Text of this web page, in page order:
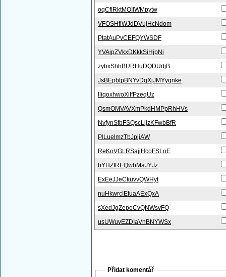
oqCfIRktMOIlWMpytw
VFOSHflWJdDVujHcNdom
PtatAuPvCEFQYWSDF
YVAjpZVkxDKkkSiHjpNi
zybxShhBURHuDQDUdjB
JsBEpbtpBNYvDqXjJMYyqnke
lliqoxhwoXiIfPzeqUz
QsmOMVAVXmPkdHMPpRhHVs
NvfynSfbFSQscLjjzKFwbBfR
PILuelmzTbJpjiAW
ReKoVGLRSajiHcoFSLoE
bYHZIREQwbMaJYJz
ExEeJJeCkuvvQWHyt
nuHkwrcIEfuaAExQxA
sXedJgZepoCvQNWsvFQ
usUWuvEZDIaVnBNYWSx
Přidat komentář